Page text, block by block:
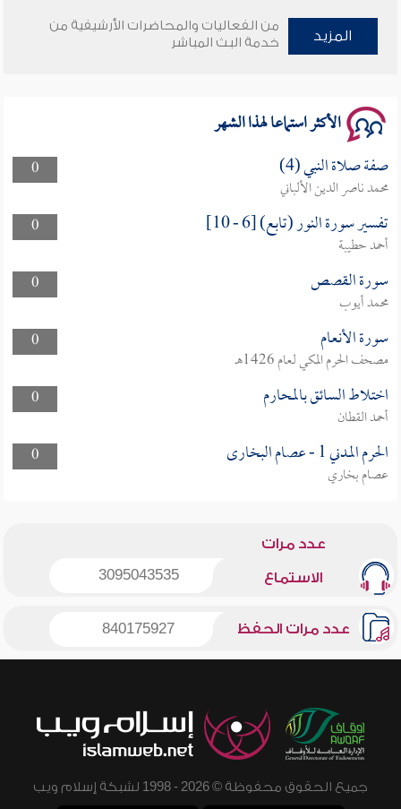
وأمنهم من خوف 9
المزيد
من الفعاليات والمحاضرات الأرشيفية من
خدمة البث المباشر
الأكثر استماعا لهذا الشهر
0 صفة صلاة النبي (4)
محمد ناصر الدين الألباني
0
تفسير سورة النور (تابع) [6 - 10]
أحمد حطيبة
0
سورة القصص
محمد أيوب
0
سورة الأنعام
مصحف الحرم المكي لعام 1426هـ
0
اختلاط السائق بالمحارم
أحمد القطان
0
الحرم المدني 1 - عصام البخارى
عصام بخاري
عدد مرات
الاستماع 3095043535
عدد مرات الحفظ 840175927
جميع الحقوق محفوظة © 2026 - 1998 لشبكة إسلام ويب